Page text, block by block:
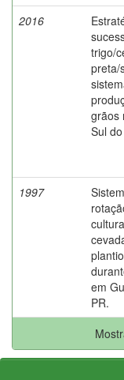
2016
trigo/
preta/
grãos
Sul
1997
em
PR.